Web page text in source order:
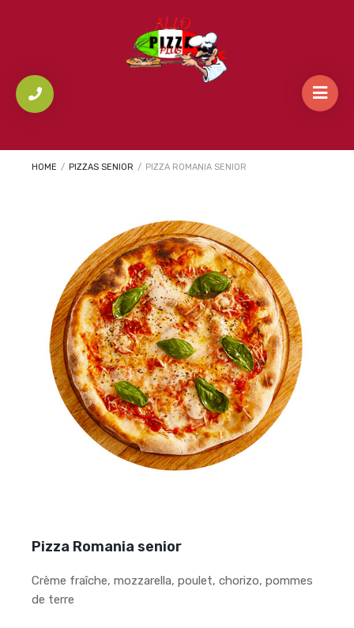
HOME / PIZZAS SENIOR / PIZZA ROMANIA SENIOR
Pizza Romania senior
Crème fraîche, mozzarella, poulet, chorizo, pommes
de terre